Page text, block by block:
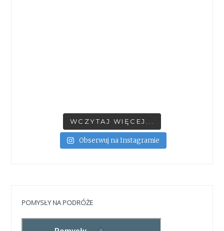
WCZYTAJ WIĘCEJ...
Obserwuj na Instagramie
POMYSŁY NA PODRÓŻE